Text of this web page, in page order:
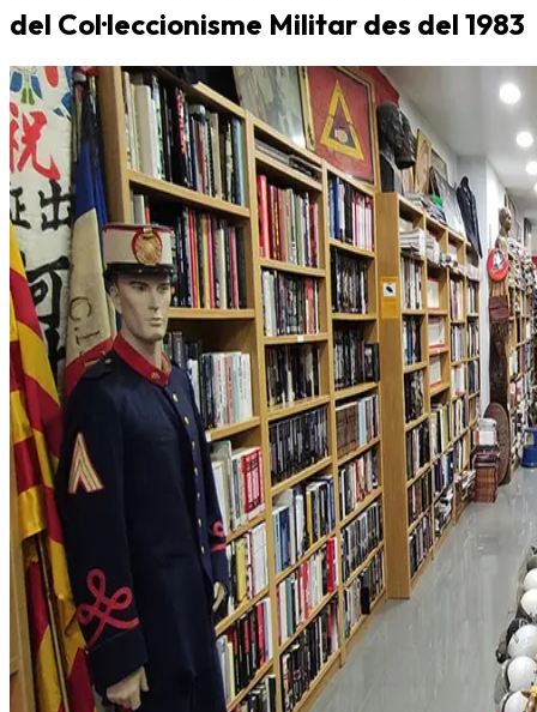
del Col·leccionisme Militar des del 1983